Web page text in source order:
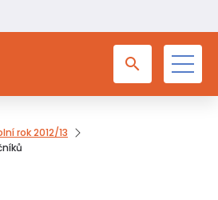
rok 2012/13